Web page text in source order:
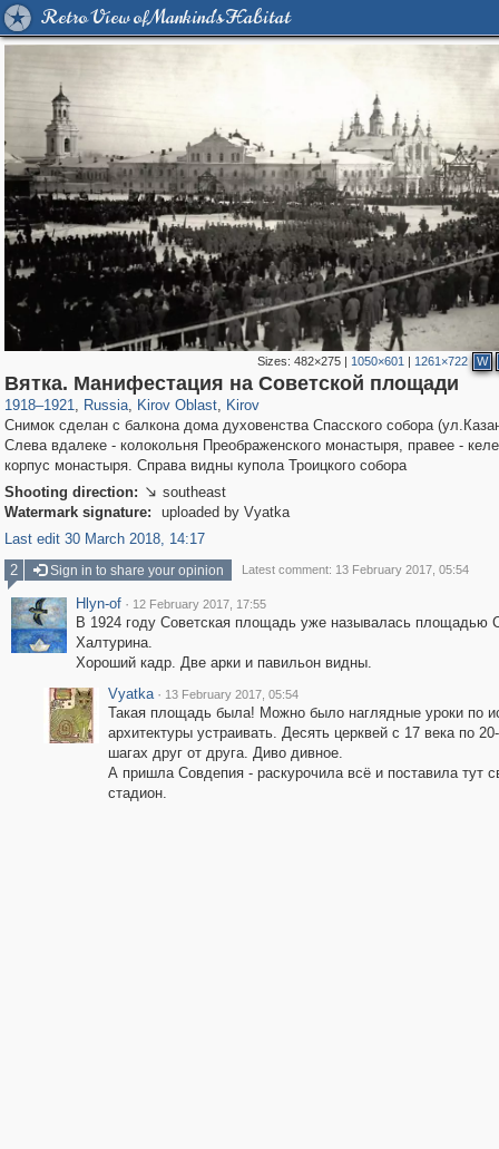
Retro View of Mankind's Habitat
Sizes:482×275 | 1050×601 | 1261×722 W
Вятка. Манифестация на Советской площади
1918–1921, Russia
1,407,368 29,248
, Kirov Oblast
14,648 467
, Kirov
10,917 400
Снимок сделан с балкона дома духовенства Спасского собора
Слева вдалеке - колокольня Преображенского монастыря, правее -
корпус монастыря. Справа видны купола Троицкого собора
Shooting direction:  southeast
Watermark signature:
uploaded by Vyatka
Last edit 30 March 2018, 14:17
2
Sign in to share your opinion Latest comment: 13 February 2017, 05:54
Hlyn-of · 12 February 2017, 17:55
В 1924 году Советская площадь уже называлась площадью
Халтурина.
Хороший кадр. Две арки и павильон видны.
Vyatka · 13 February 2017, 05:54
Такая площадь была! Можно было наглядные уроки по
архитектуры устраивать. Десять церквей с 17 века по
шагах друг от друга. Диво дивное.
А пришла Совдепия - раскурочила всё и поставила тут
стадион.